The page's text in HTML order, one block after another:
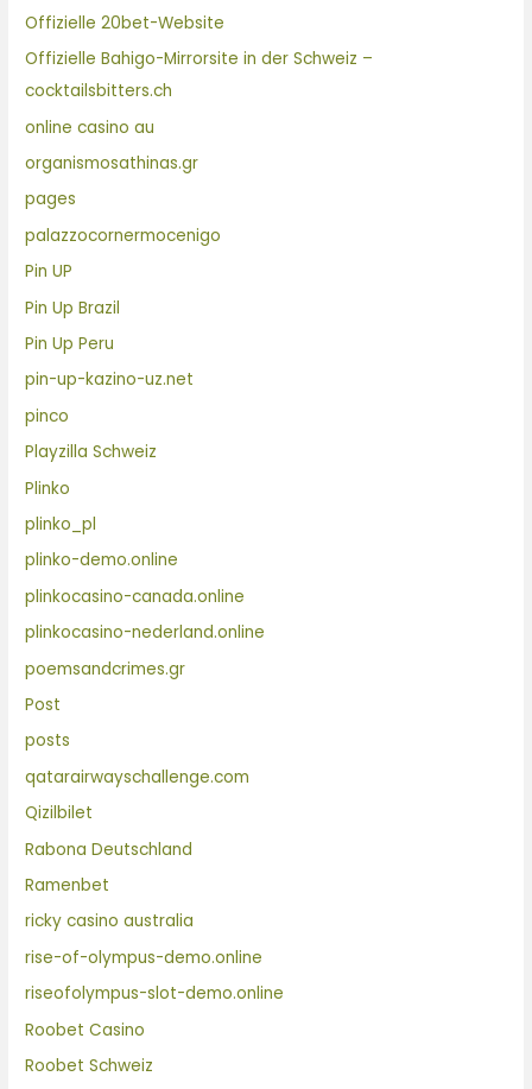
Offizielle 20bet-Website
Offizielle Bahigo-Mirrorsite in der Schweiz –
cocktailsbitters.ch
online casino au
organismosathinas.gr
pages
palazzocornermocenigo
Pin UP
Pin Up Brazil
Pin Up Peru
pin-up-kazino-uz.net
pinco
Playzilla Schweiz
Plinko
plinko_pl
plinko-demo.online
plinkocasino-canada.online
plinkocasino-nederland.online
poemsandcrimes.gr
Post
posts
qatarairwayschallenge.com
Qizilbilet
Rabona Deutschland
Ramenbet
ricky casino australia
rise-of-olympus-demo.online
riseofolympus-slot-demo.online
Roobet Casino
Roobet Schweiz